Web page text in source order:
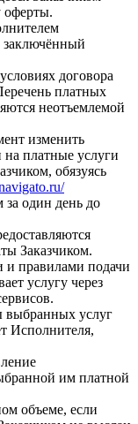
оферты.
заключённый
договора
платных
неотъемлемой
изменить
на платные услуги
обязуясь
один день до
Заказчиком.
и правилами подачи
услугу через
выбранных услуг
Исполнителя,
им платной
объеме, если